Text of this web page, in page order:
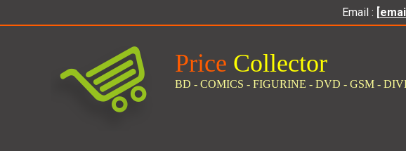
Email :
Price Collector
BD - COMICS - FIGURINE - DVD - GSM -